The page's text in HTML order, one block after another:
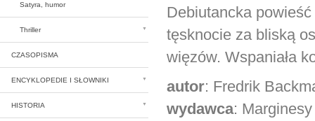
Satyra, humor
Thriller
CZASOPISMA
ENCYKLOPEDIE I SŁOWNIKI
HISTORIA
Debiutancka
tęsknocie za bliską
więzów. Wspaniała
autor: Fredrik
wydawca: Marginesy